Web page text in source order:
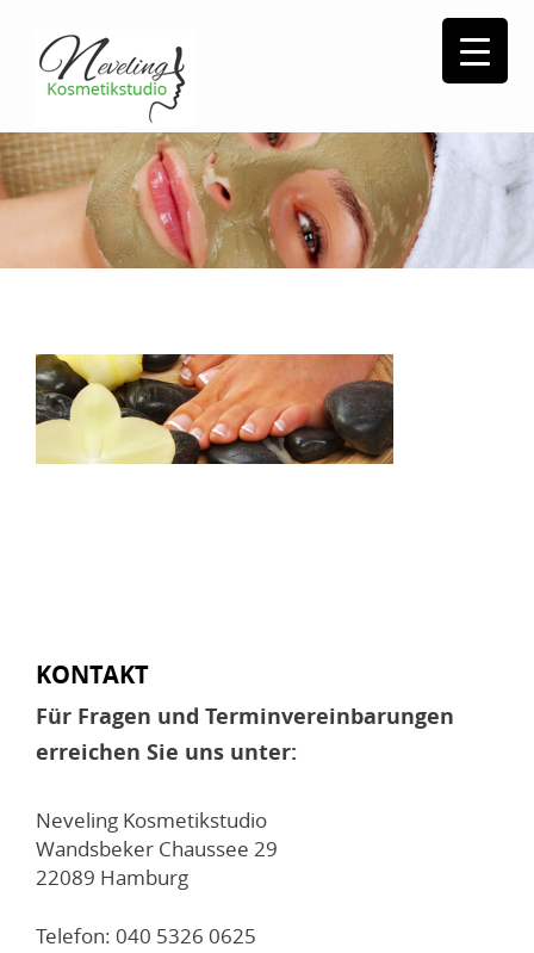
KONTAKT
Für Fragen und Terminvereinbarungen
erreichen Sie uns unter:
Neveling Kosmetikstudio
Wandsbeker Chaussee 29
22089 Hamburg
Telefon: 040 5326 0625